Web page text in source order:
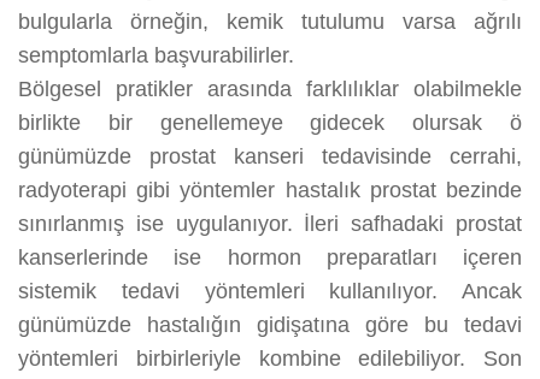
bulgularla örneğin, kemik tutulumu varsa ağrılı
semptomlarla başvurabilirler.
Bölgesel pratikler arasında farklılıklar olabilmekle
birlikte bir genellemeye gidecek olursak ö
günümüzde prostat kanseri tedavisinde cerrahi,
radyoterapi gibi yöntemler hastalık prostat bezinde
sınırlanmış ise uygulanıyor. İleri safhadaki prostat
kanserlerinde ise hormon preparatları içeren
sistemik tedavi yöntemleri kullanılıyor. Ancak
günümüzde hastalığın gidişatına göre bu tedavi
yöntemleri birbirleriyle kombine edilebiliyor. Son